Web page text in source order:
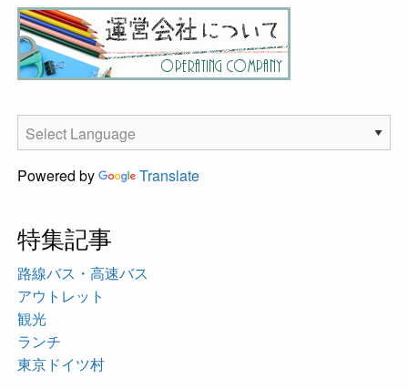
Powered by Translate
特集記事
路線バス・高速バス
アウトレット
観光
ランチ
東京ドイツ村